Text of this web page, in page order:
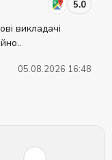
5.0
викладачі
05.08.2026 16:48